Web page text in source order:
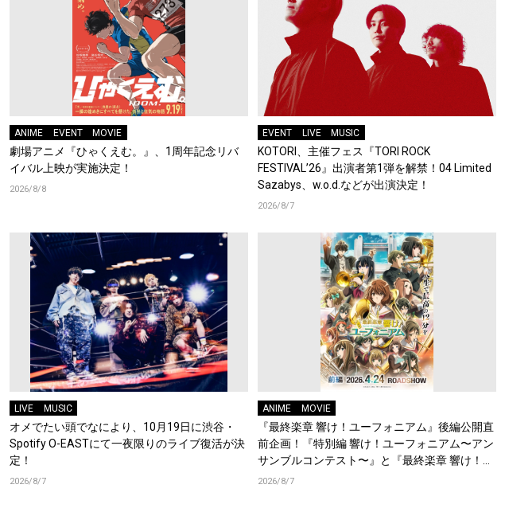
ANIME EVENT MOVIE
劇場アニメ『ひゃくえむ。』、1周年記念リバ
イバル上映が実施決定！
2026/8/8
EVENT LIVE MUSIC
KOTORI、主催フェス『TORI ROCK
FESTIVAL’26』出演者第1弾を解禁！04 Limited
Sazabys、w.o.d.などが出演決定！
2026/8/7
LIVE MUSIC
オメでたい頭でなにより、10月19日に渋谷・
Spotify O-EASTにて一夜限りのライブ復活が決
定！
2026/8/7
ANIME MOVIE
『最終楽章 響け！ユーフォニアム』後編公開直
前企画！『特別編 響け！ユーフォニアム〜アン
サンブルコンテスト〜』と『最終楽章 響け！ユ
ーフォニアム』前編の一挙上映が決定！
2026/8/7